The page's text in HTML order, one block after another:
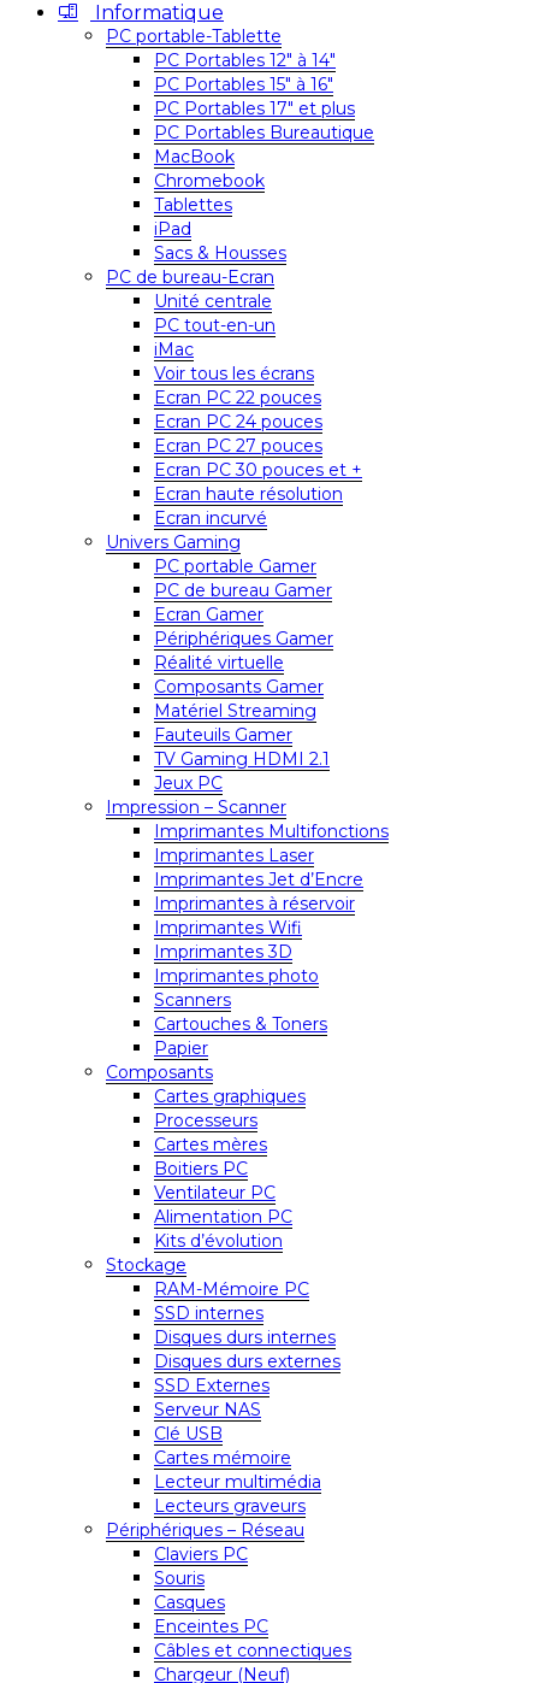
Informatique
PC portable-Tablette
PC Portables 12″ à 14″
PC Portables 15″ à 16″
PC Portables 17″ et plus
PC Portables Bureautique
MacBook
Chromebook
Tablettes
iPad
Sacs & Housses
PC de bureau-Ecran
Unité centrale
PC tout-en-un
iMac
Voir tous les écrans
Ecran PC 22 pouces
Ecran PC 24 pouces
Ecran PC 27 pouces
Ecran PC 30 pouces et +
Ecran haute résolution
Ecran incurvé
Univers Gaming
PC portable Gamer
PC de bureau Gamer
Ecran Gamer
Périphériques Gamer
Réalité virtuelle
Composants Gamer
Matériel Streaming
Fauteuils Gamer
TV Gaming HDMI 2.1
Jeux PC
Impression – Scanner
Imprimantes Multifonctions
Imprimantes Laser
Imprimantes Jet d’Encre
Imprimantes à réservoir
Imprimantes Wifi
Imprimantes 3D
Imprimantes photo
Scanners
Cartouches & Toners
Papier
Composants
Cartes graphiques
Processeurs
Cartes mères
Boitiers PC
Ventilateur PC
Alimentation PC
Kits d’évolution
Stockage
RAM-Mémoire PC
SSD internes
Disques durs internes
Disques durs externes
SSD Externes
Serveur NAS
Clé USB
Cartes mémoire
Lecteur multimédia
Lecteurs graveurs
Périphériques – Réseau
Claviers PC
Souris
Casques
Enceintes PC
Câbles et connectiques
Chargeur (Neuf)